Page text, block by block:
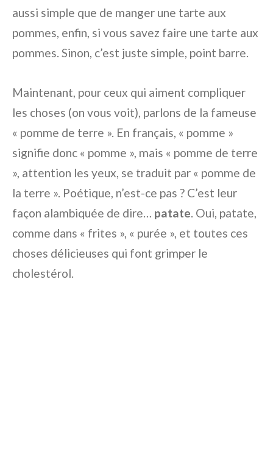
aussi simple que de manger une tarte aux
pommes, enfin, si vous savez faire une tarte aux
pommes. Sinon, c’est juste simple, point barre.
Maintenant, pour ceux qui aiment compliquer
les choses (on vous voit), parlons de la fameuse
« pomme de terre ». En français, « pomme »
signifie donc « pomme », mais « pomme de terre
», attention les yeux, se traduit par « pomme de
la terre ». Poétique, n’est-ce pas ? C’est leur
façon alambiquée de dire… patate. Oui, patate,
comme dans « frites », « purée », et toutes ces
choses délicieuses qui font grimper le
cholestérol.